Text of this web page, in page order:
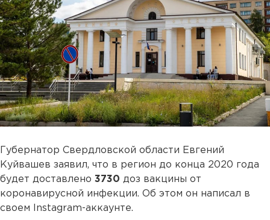
Губернатор Свердловской области Евгений
Куйвашев заявил, что в регион до конца 2020 года
будет доставлено 3730 доз вакцины от
коронавирусной инфекции. Об этом он написал в
своем Instagram-аккаунте.